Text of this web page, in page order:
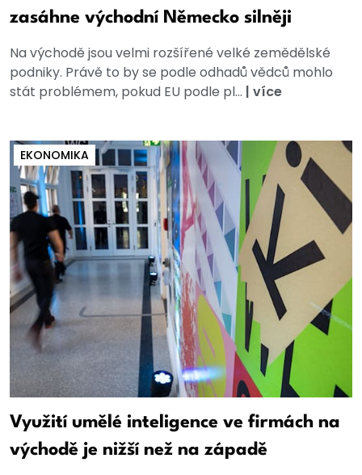
zasáhne východní Německo silněji
Na východě jsou velmi rozšířené velké zemědělské
podniky. Právě to by se podle odhadů vědců mohlo
stát problémem, pokud EU podle pl... | více
EKONOMIKA
Využití umělé inteligence ve firmách na
východě je nižší než na západě